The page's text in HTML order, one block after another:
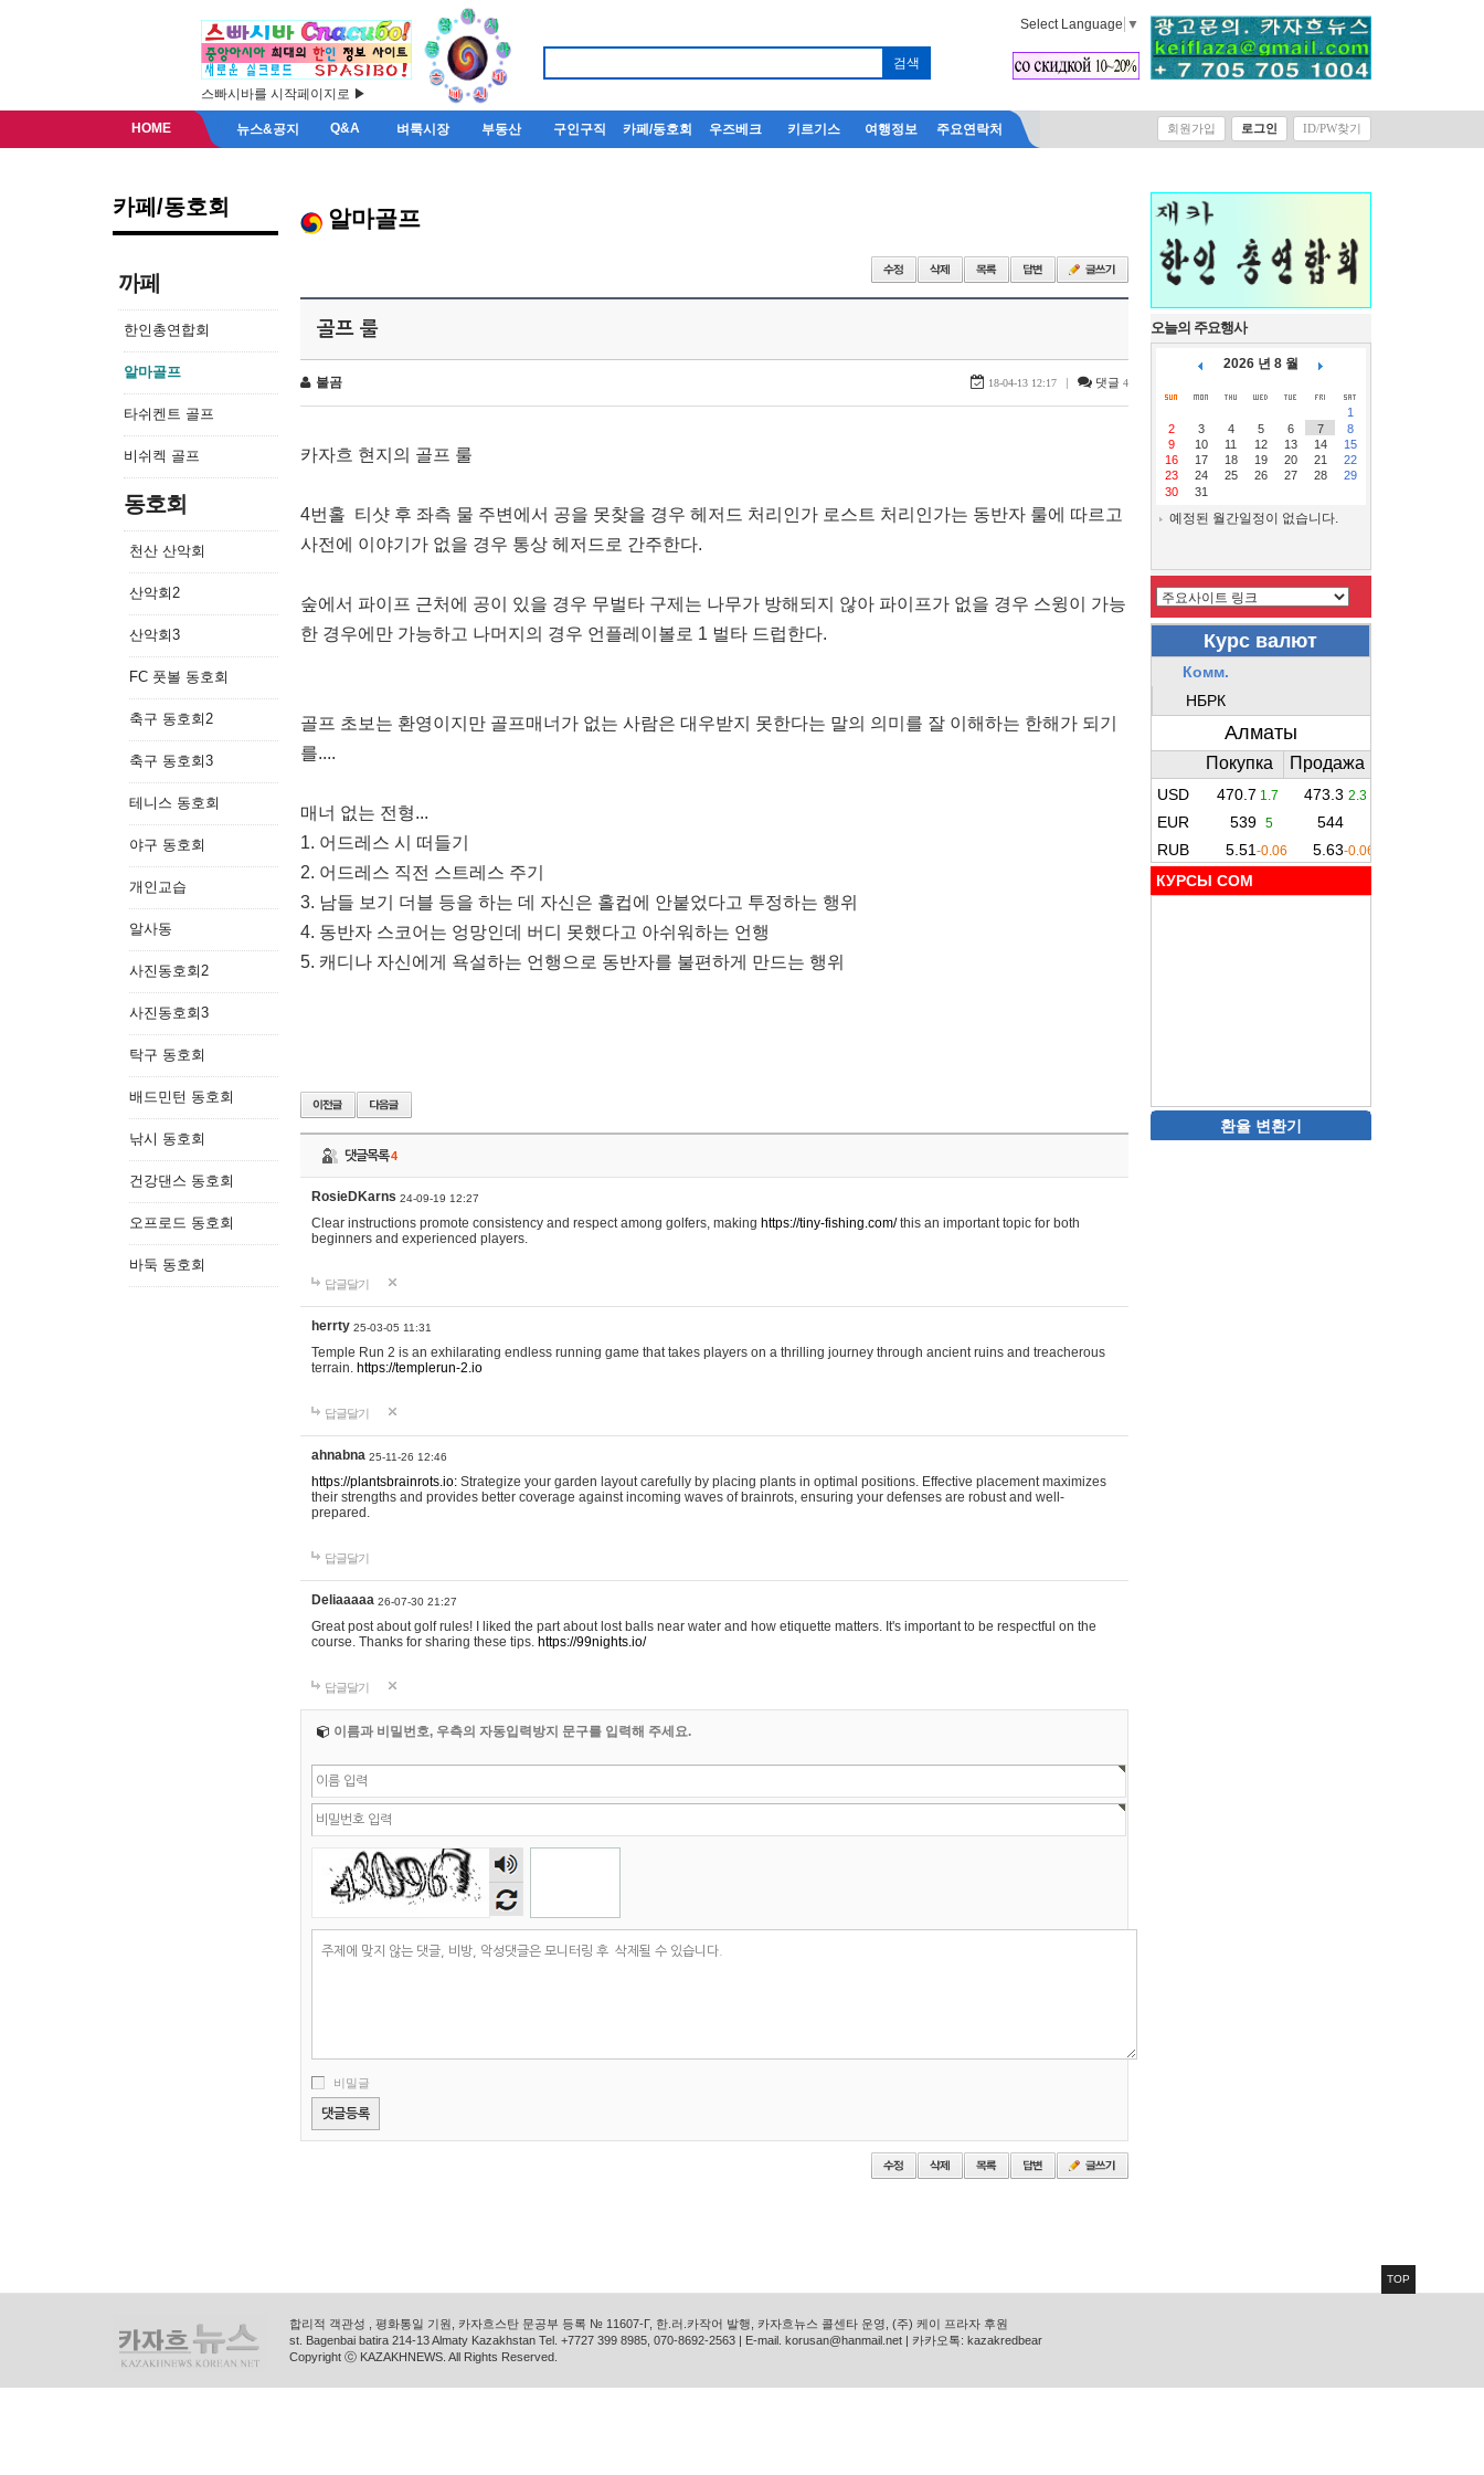
스빠시바를 시작페이지로 ▶
Select Language ▼
HOME 뉴스&공지 Q&A 벼룩시장 부동산 구인구직 카페/동호회 우즈베크 키르기스 여행정보 주요연락처 회원가입 로그인 ID/PW찾기
카페/동호회
까페
한인총연합회
알마골프
타쉬켄트 골프
비쉬켁 골프
동호회
천산 산악회
산악회2
산악회3
FC 풋볼 동호회
축구 동호회2
축구 동호회3
테니스 동호회
야구 동호회
개인교습
알사동
사진동호회2
사진동호회3
탁구 동호회
배드민턴 동호회
낚시 동호회
건강댄스 동호회
오프로드 동호회
바둑 동호회
알마골프
골프 룰
불곰 18-04-13 12:17 | 댓글 4
카자흐 현지의 골프 룰
4번홀 티샷 후 좌측 물 주변에서 공을 못찾을 경우 헤저드 처리인가 로스트 처리인가는 동반자 룰에 따르고
사전에 이야기가 없을 경우 통상 헤저드로 간주한다.
숲에서 파이프 근처에 공이 있을 경우 무벌타 구제는 나무가 방해되지 않아 파이프가 없을 경우 스윙이 가능
한 경우에만 가능하고 나머지의 경우 언플레이볼로 1 벌타 드럽한다.
골프 초보는 환영이지만 골프매너가 없는 사람은 대우받지 못한다는 말의 의미를 잘 이해하는 한해가 되기
를....
매너 없는 전형...
1. 어드레스 시 떠들기
2. 어드레스 직전 스트레스 주기
3. 남들 보기 더블 등을 하는 데 자신은 홀컵에 안붙었다고 투정하는 행위
4. 동반자 스코어는 엉망인데 버디 못했다고 아쉬워하는 언행
5. 캐디나 자신에게 욕설하는 언행으로 동반자를 불편하게 만드는 행위
댓글목록4
RosieDKarns 24-09-19 12:27
Clear instructions promote consistency and respect among golfers, making https://tiny-fishing.com/this an important topic for both
beginners and experienced players.
답글달기
herrty 25-03-05 11:31
Temple Run 2 is an exhilarating endless running game that takes players on a thrilling journey through ancient ruins and treacherous
terrain. https://templerun-2.io
답글달기
ahnabna 25-11-26 12:46
https://plantsbrainrots.io: Strategize your garden layout carefully by placing plants in optimal positions. Effective placement maximizes
their strengths and provides better coverage against incoming waves of brainrots, ensuring your defenses are robust and well-
prepared.
답글달기
Deliaaaaa 26-07-30 21:27
Great post about golf rules! I liked the part about lost balls near water and how etiquette matters. It's important to be respectful on the
course. Thanks for sharing these tips. https://99nights.io/
답글달기
이름과 비밀번호, 우측의 자동입력방지 문구를 입력해 주세요.
숫자
음성
듣기
비밀글
오늘의 주요행사
2026 년 8 월
1
2
3 4 5 6 7
8
9
10 11 12 13 14
15
16
17 18 19 20 21
22
23
24 25 26 27 28
29
30
31
예정된 월간일정이 없습니다.
КУРСЫ COM
환율 변환기
합리적 객관성 , 평화통일 기원, 카자흐스탄 문공부 등록 № 11607-Г, 한.러.카작어 발행, 카자흐뉴스 콜센타 운영, (주) 케이 프라자 후원
st. Bagenbai batira 214-13 Almaty Kazakhstan Tel. +7727 399 8985, 070-8692-2563 | E-mail. korusan@hanmail.net | 카카오톡: kazakredbear
Copyright ⓒ KAZAKHNEWS. All Rights Reserved.
TOP